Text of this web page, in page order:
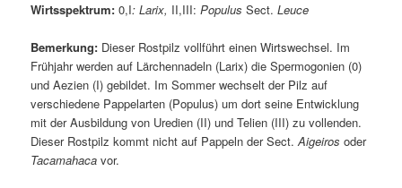
Wirtsspektrum:0,I: Larix, II,III: PopulusSect. Leuce
Bemerkung: Dieser Rostpilz vollführt einen Wirtswechsel. Im
Frühjahr werden auf Lärchennadeln (Larix) die Spermogonien (0)
und Aezien (I) gebildet. Im Sommer wechselt der Pilz auf
verschiedene Pappelarten (Populus) um dort seine Entwicklung
mit der Ausbildung von Uredien (II) und Telien (III) zu vollenden.
Dieser Rostpilz kommt nicht auf Pappeln der Sect.Aigeirosoder
Tacamahacavor.